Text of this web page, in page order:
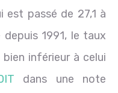
est passé de 27,1 à
1991, le taux
inférieur à celui
dans une note